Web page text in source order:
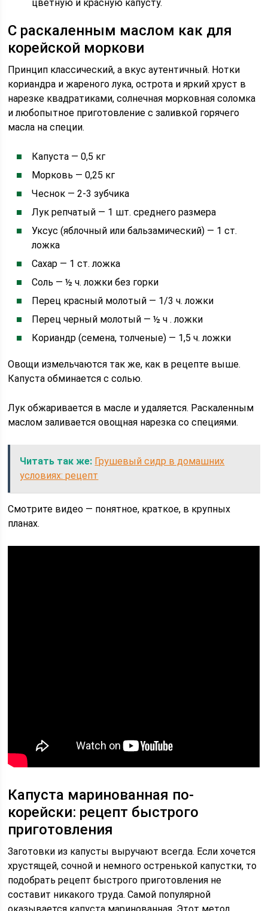
цветную и красную капусту.
С раскаленным маслом как для
корейской моркови
Принцип классический, а вкус аутентичный. Нотки
кориандра и жареного лука, острота и яркий хруст в
нарезке квадратиками, солнечная морковная соломка
и любопытное приготовление с заливкой горячего
масла на специи.
Капуста — 0,5 кг
Морковь — 0,25 кг
Чеснок — 2-3 зубчика
Лук репчатый — 1 шт. среднего размера
Уксус (яблочный или бальзамический) — 1 ст.
ложка
Сахар — 1 ст. ложка
Соль — ½ ч. ложки без горки
Перец красный молотый — 1/3 ч. ложки
Перец черный молотый — ½ ч . ложки
Кориандр (семена, толченые) — 1,5 ч. ложки
Овощи измельчаются так же, как в рецепте выше.
Капуста обминается с солью.
Лук обжаривается в масле и удаляется. Раскаленным
маслом заливается овощная нарезка со специями.
Читать так же: Грушевый сидр в домашних
условиях: рецепт
Смотрите видео — понятное, краткое, в крупных
планах.
Капуста маринованная по-
корейски: рецепт быстрого
приготовления
Заготовки из капусты выручают всегда. Если хочется
хрустящей, сочной и немного остренькой капустки, то
подобрать рецепт быстрого приготовления не
составит никакого труда. Самой популярной